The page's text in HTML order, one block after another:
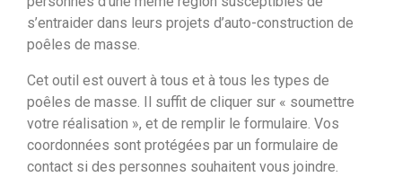
s’entraider dans leurs projets d’auto-construction de
poêles de masse.
Cet outil est ouvert à tous et à tous les types de
poêles de masse. Il suffit de cliquer sur « soumettre
votre réalisation », et de remplir le formulaire. Vos
coordonnées sont protégées par un formulaire de
contact si des personnes souhaitent vous joindre.